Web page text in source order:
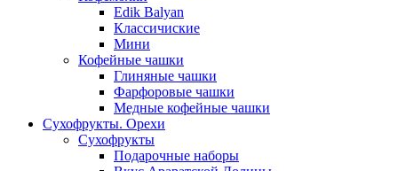
Edik Balyan
Классичиские
Мини
Кофейные чашки
Глиняные чашки
Фарфоровые чашки
Медные кофейные чашки
Сухофрукты. Орехи
Сухофрукты
Подарочные наборы